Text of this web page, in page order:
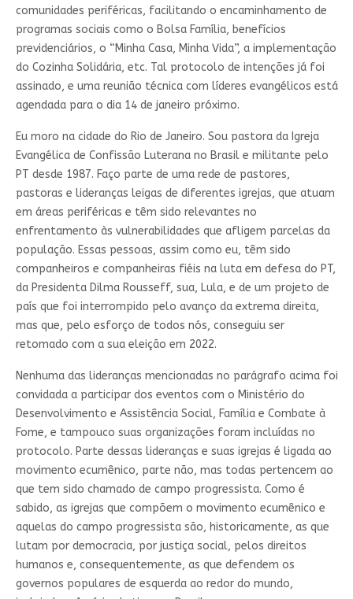
comunidades periféricas, facilitando o encaminhamento de
programas sociais como o Bolsa Família, benefícios
previdenciários, o “Minha Casa, Minha Vida”, a implementação
do Cozinha Solidária, etc. Tal protocolo de intenções já foi
assinado, e uma reunião técnica com líderes evangélicos está
agendada para o dia 14 de janeiro próximo.
Eu moro na cidade do Rio de Janeiro. Sou pastora da Igreja
Evangélica de Confissão Luterana no Brasil e militante pelo
PT desde 1987. Faço parte de uma rede de pastores,
pastoras e lideranças leigas de diferentes igrejas, que atuam
em áreas periféricas e têm sido relevantes no
enfrentamento às vulnerabilidades que afligem parcelas da
população. Essas pessoas, assim como eu, têm sido
companheiros e companheiras fiéis na luta em defesa do PT,
da Presidenta Dilma Rousseff, sua, Lula, e de um projeto de
país que foi interrompido pelo avanço da extrema direita,
mas que, pelo esforço de todos nós, conseguiu ser
retomado com a sua eleição em 2022.
Nenhuma das lideranças mencionadas no parágrafo acima foi
convidada a participar dos eventos com o Ministério do
Desenvolvimento e Assistência Social, Família e Combate à
Fome, e tampouco suas organizações foram incluídas no
protocolo. Parte dessas lideranças e suas igrejas é ligada ao
movimento ecumênico, parte não, mas todas pertencem ao
que tem sido chamado de campo progressista. Como é
sabido, as igrejas que compõem o movimento ecumênico e
aquelas do campo progressista são, historicamente, as que
lutam por democracia, por justiça social, pelos direitos
humanos e, consequentemente, as que defendem os
governos populares de esquerda ao redor do mundo,